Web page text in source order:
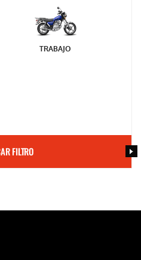
TRABAJO
FILTRO